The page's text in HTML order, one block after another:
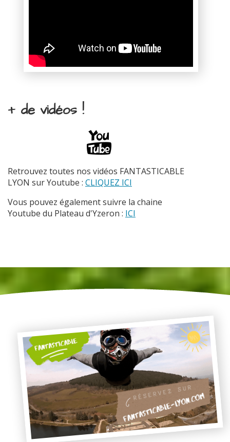
+ de vidéos !
Retrouvez toutes nos vidéos FANTASTICABLE
LYON sur Youtube : CLIQUEZ ICI
Vous pouvez également suivre la chaine
Youtube du Plateau d'Yzeron : ICI